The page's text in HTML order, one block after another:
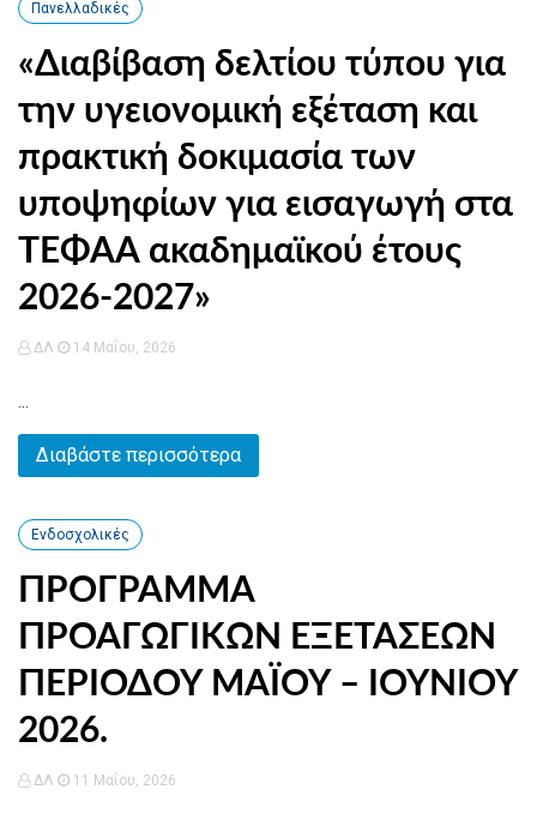
Πανελλαδικές
«Διαβίβαση δελτίου τύπου για
την υγειονομική εξέταση και
πρακτική δοκιμασία των
υποψηφίων για εισαγωγή στα
ΤΕΦΑΑ ακαδημαϊκού έτους
2026-2027»
ΔΛ 14 Μαΐου, 2026
...
Διαβάστε περισσότερα
Ενδοσχολικές
ΠΡΟΓΡΑΜΜΑ
ΠΡΟΑΓΩΓΙΚΩΝ ΕΞΕΤΑΣΕΩΝ
ΠΕΡΙΟΔΟΥ ΜΑΪΟΥ – ΙΟΥΝΙΟΥ
2026.
ΔΛ 11 Μαΐου, 2026